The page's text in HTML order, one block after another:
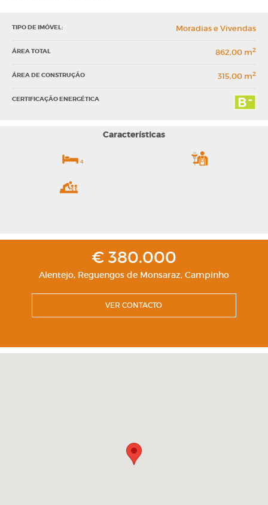
TIPO DE IMÓVEL: Moradias e Vivendas
ÁREA TOTAL 862,00 m2
ÁREA DE CONSTRUÇÃO 315,00 m2
CERTIFICAÇÃO ENERGÉTICA
Características
4
€ 380.000
Alentejo, Reguengos de Monsaraz, Campinho
VER CONTACTO